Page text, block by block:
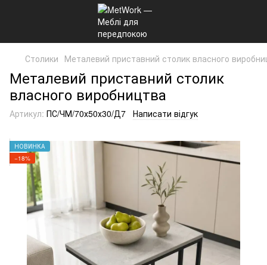
Столики Металевий приставний столик власного
Металевий приставний столик
власного виробництва
Артикул: ПС/ЧМ/70х50х30/Д7 Написати відгук
НОВИНКА
−18%